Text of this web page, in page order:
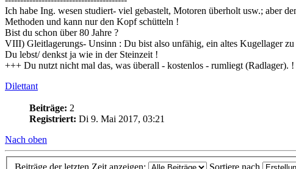
Ich habe Ing. wesen studiert- viel gebastelt, Motoren überholt usw.; aber
Methoden und kann nur den Kopf schütteln !
Bist du schon über 80 Jahre ?
VIII) Gleitlagerungs- Unsinn : Du bist also unfähig, ein altes Kugellager
Du lebst/ denkst ja wie in der Steinzeit !
+++ Du nutzt nicht mal das, was überall - kostenlos - rumliegt (Radlager).
Dilettant
Beiträge: 2
Registriert: Di 9. Mai 2017, 03:21
Nach oben
Beiträge der letzten Zeit anzeigen: Sortiere nach